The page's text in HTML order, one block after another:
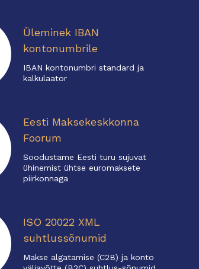
Üleminek IBAN
kontonumbrile
IBAN kontonumbri standard ja
kalkulaator
Eesti Maksekeskkonna
Foorum
Soodustame Eesti turu sujuvat
ühinemist ühtse euromaksete
piirkonnaga
ISO 20022 XML
suhtlussõnumid
Makse algatamise (C2B) ja konto